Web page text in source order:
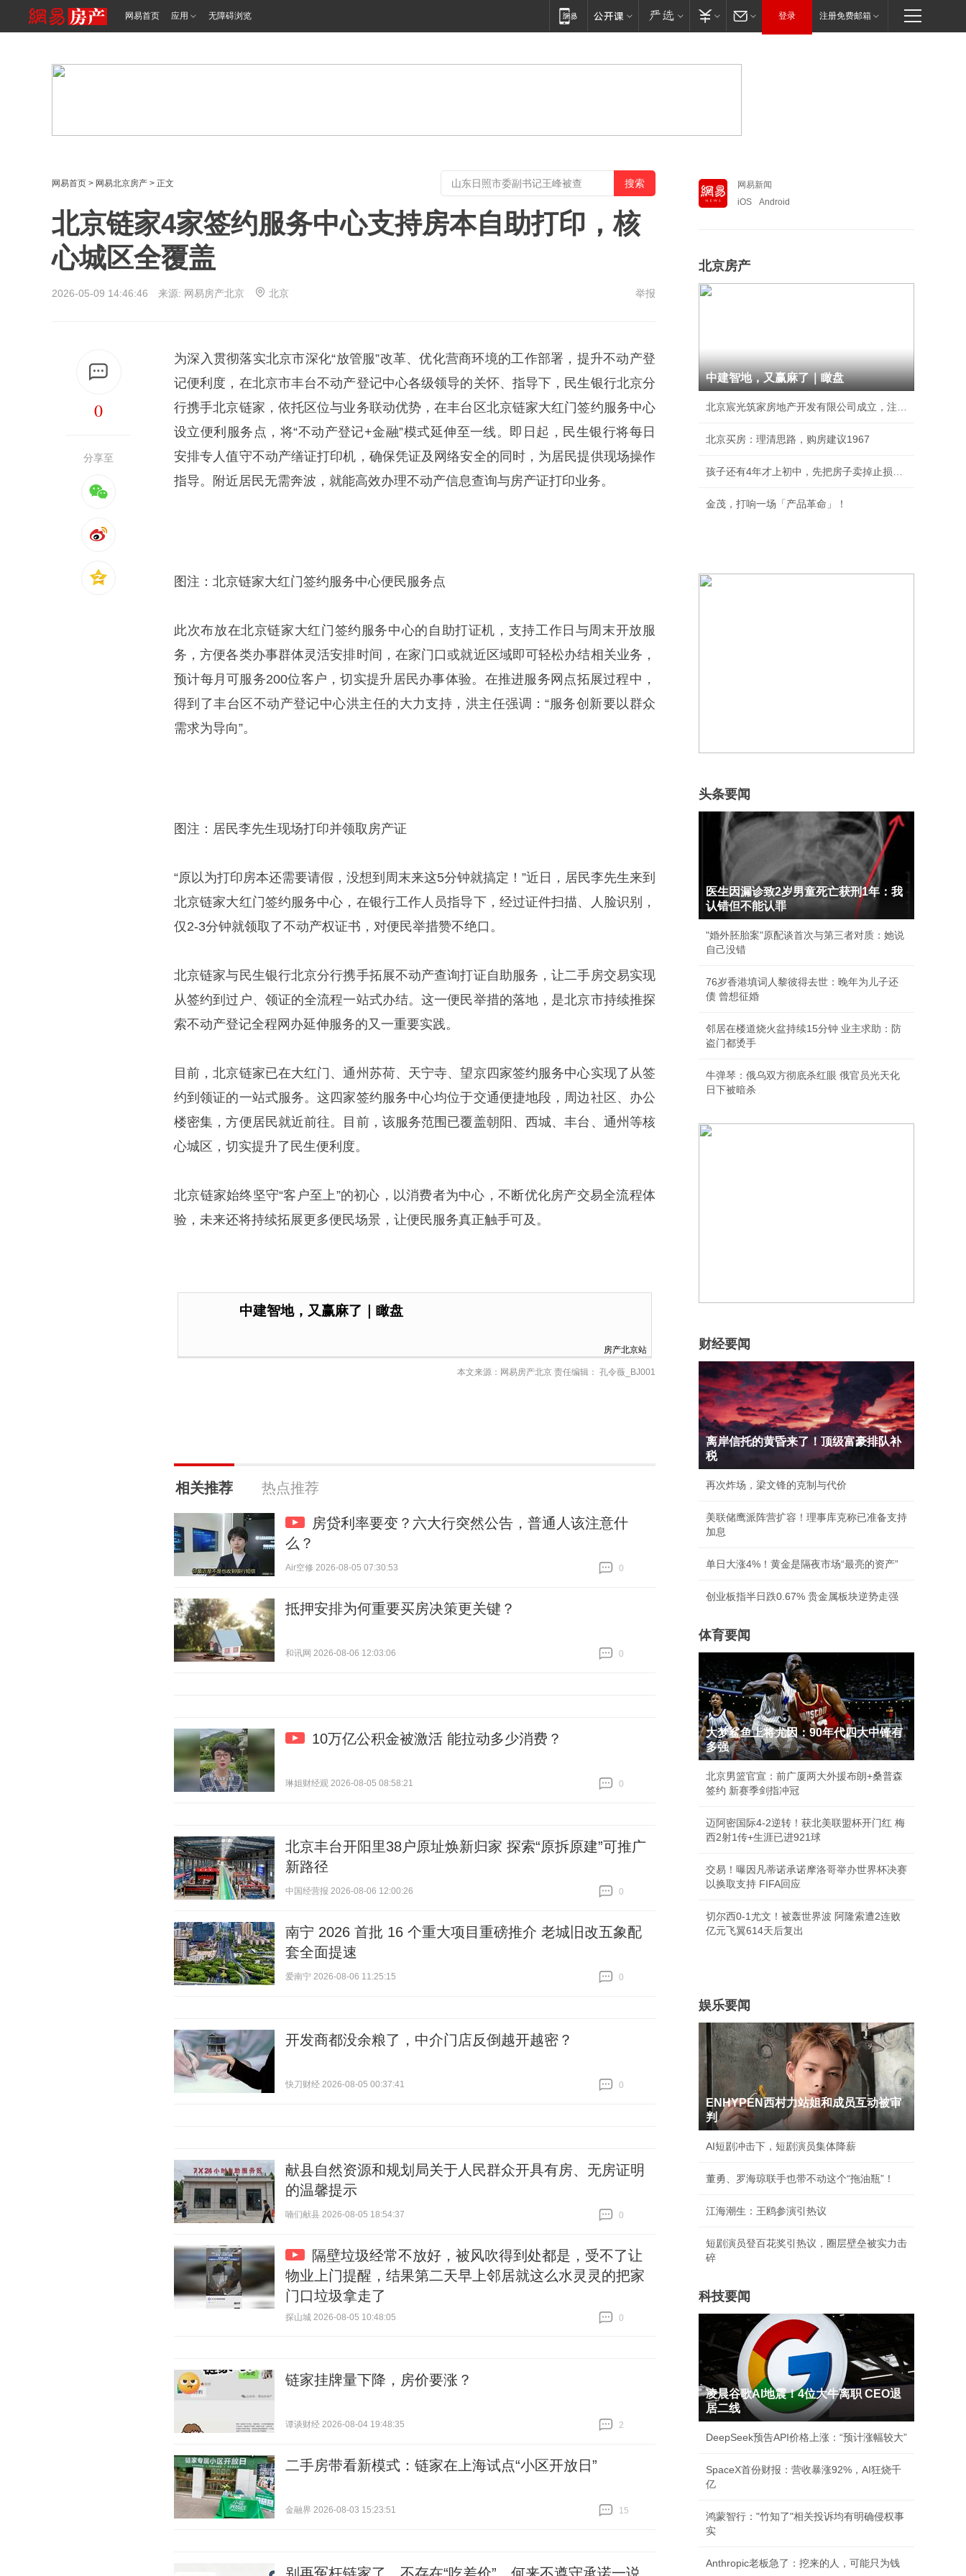
网易首页 应用 无障碍浏览 登录 注册免费邮箱
网易首页 > 网易北京房产 > 正文
北京链家4家签约服务中心支持房本自助打印，核
心城区全覆盖
2026-05-09 14:46:46 来源: 网易房产北京 北京 举报
0
分享至
为深入贯彻落实北京市深化“放管服”改革、优化营商环境的工作部署，提升不动产登
记便利度，在北京市丰台不动产登记中心各级领导的关怀、指导下，民生银行北京分
行携手北京链家，依托区位与业务联动优势，在丰台区北京链家大红门签约服务中心
设立便利服务点，将“不动产登记+金融”模式延伸至一线。即日起，民生银行将每日
安排专人值守不动产缮证打印机，确保凭证及网络安全的同时，为居民提供现场操作
指导。附近居民无需奔波，就能高效办理不动产信息查询与房产证打印业务。
图注：北京链家大红门签约服务中心便民服务点
此次布放在北京链家大红门签约服务中心的自助打证机，支持工作日与周末开放服
务，方便各类办事群体灵活安排时间，在家门口或就近区域即可轻松办结相关业务，
预计每月可服务200位客户，切实提升居民办事体验。在推进服务网点拓展过程中，
得到了丰台区不动产登记中心洪主任的大力支持，洪主任强调：“服务创新要以群众
需求为导向”。
图注：居民李先生现场打印并领取房产证
“原以为打印房本还需要请假，没想到周末来这5分钟就搞定！”近日，居民李先生来到
北京链家大红门签约服务中心，在银行工作人员指导下，经过证件扫描、人脸识别，
仅2-3分钟就领取了不动产权证书，对便民举措赞不绝口。
北京链家与民生银行北京分行携手拓展不动产查询打证自助服务，让二手房交易实现
从签约到过户、领证的全流程一站式办结。这一便民举措的落地，是北京市持续推探
索不动产登记全程网办延伸服务的又一重要实践。
目前，北京链家已在大红门、通州苏荷、天宁寺、望京四家签约服务中心实现了从签
约到领证的一站式服务。这四家签约服务中心均位于交通便捷地段，周边社区、办公
楼密集，方便居民就近前往。目前，该服务范围已覆盖朝阳、西城、丰台、通州等核
心城区，切实提升了民生便利度。
北京链家始终坚守“客户至上”的初心，以消费者为中心，不断优化房产交易全流程体
验，未来还将持续拓展更多便民场景，让便民服务真正触手可及。
中建智地，又赢麻了｜瞰盘
房产北京站
本文来源：网易房产北京 责任编辑： 孔令薇_BJ001
相关推荐 热点推荐
房贷利率要变？六大行突然公告，普通人该注意什
么？
Air空修 2026-08-05 07:30:53
0
抵押安排为何重要买房决策更关键？
和讯网 2026-08-06 12:03:06
0
10万亿公积金被激活 能拉动多少消费？
琳姐财经观 2026-08-05 08:58:21
0
北京丰台开阳里38户原址焕新归家 探索“原拆原建”可推广
新路径
中国经营报 2026-08-06 12:00:26
0
南宁 2026 首批 16 个重大项目重磅推介 老城旧改五象配
套全面提速
爱南宁 2026-08-06 11:25:15
0
开发商都没余粮了，中介门店反倒越开越密？
快刀财经 2026-08-05 00:37:41
0
献县自然资源和规划局关于人民群众开具有房、无房证明
的温馨提示
喃们献县 2026-08-05 18:54:37
0
隔壁垃圾经常不放好，被风吹得到处都是，受不了让
物业上门提醒，结果第二天早上邻居就这么水灵灵的把家
门口垃圾拿走了
探山城 2026-08-05 10:48:05
0
链家挂牌量下降，房价要涨？
谭谈财经 2026-08-04 19:48:35
2
二手房带看新模式：链家在上海试点“小区开放日”
金融界 2026-08-03 15:23:51
15
网易新闻
iOS
Android
北京房产
中建智地，又赢麻了｜瞰盘
北京买房：理清思路，购房建议1967
金茂，打响一场「产品革命」！
头条要闻
医生因漏诊致2岁男童死亡获刑1年：我
认错但不能认罪
"婚外胚胎案"原配谈首次与第三者对质：她说
自己没错
76岁香港填词人黎彼得去世：晚年为儿子还
债 曾想征婚
邻居在楼道烧火盆持续15分钟 业主求助：防
盗门都烫手
牛弹琴：俄乌双方彻底杀红眼 俄官员光天化
日下被暗杀
财经要闻
离岸信托的黄昏来了！顶级富豪排队补
税
再次炸场，梁文锋的克制与代价
美联储鹰派阵营扩容！理事库克称已准备支持
加息
单日大涨4%！黄金是隔夜市场“最亮的资产”
创业板指半日跌0.67% 贵金属板块逆势走强
体育要闻
大梦鲨鱼上将尤因：90年代四大中锋有
多强
北京男篮官宣：前广厦两大外援布朗+桑普森
签约 新赛季剑指冲冠
迈阿密国际4-2逆转！获北美联盟杯开门红 梅
西2射1传+生涯已进921球
交易！曝因凡蒂诺承诺摩洛哥举办世界杯决赛
以换取支持 FIFA回应
切尔西0-1尤文！被轰世界波 阿隆索遭2连败
亿元飞翼614天后复出
娱乐要闻
ENHYPEN西村力站姐和成员互动被审
判
AI短剧冲击下，短剧演员集体降薪
董勇、罗海琼联手也带不动这个“拖油瓶”！
江海潮生：王鸥参演引热议
短剧演员登百花奖引热议，圈层壁垒被实力击
碎
科技要闻
凌晨谷歌AI地震！4位大牛离职 CEO退
居二线
DeepSeek预告API价格上涨：“预计涨幅较大”
SpaceX首份财报：营收暴涨92%，AI狂烧千
亿
鸿蒙智行："竹知了"相关投诉均有明确侵权事
实
Anthropic老板急了：挖来的人，可能只为钱